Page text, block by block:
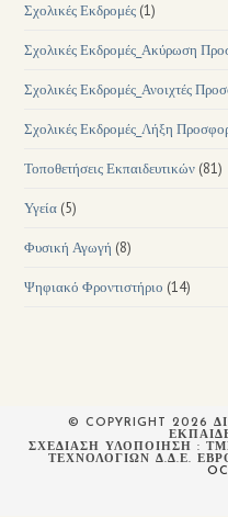
Σχολικές Εκδρομές (1)
Σχολικές Εκδρομές_Ακύρωση
Σχολικές Εκδρομές_Ανοιχτές
Σχολικές Εκδρομές_Λήξη
Τοποθετήσεις Εκπαιδευτικών (81)
Υγεία (5)
Φυσική Αγωγή (8)
Ψηφιακό Φροντιστήριο (14)
© COPYRIGHT 2026
ΣΧΕΔΙΆΣΗ ΥΛΟΠΟΊΗΣΗ :
ΤΕΧΝΟΛΟΓΙΏΝ Δ.Δ.Ε.